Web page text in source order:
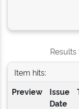
Results
Item hits:
Preview
Issue
Date